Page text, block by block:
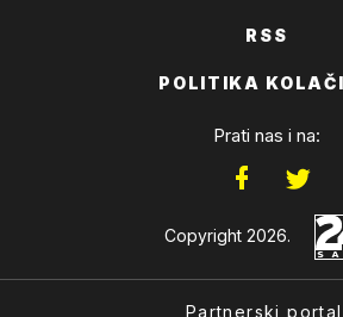
RSS
POLITIKA
Prati nas i na:
Copyright 2026.
Partnerski